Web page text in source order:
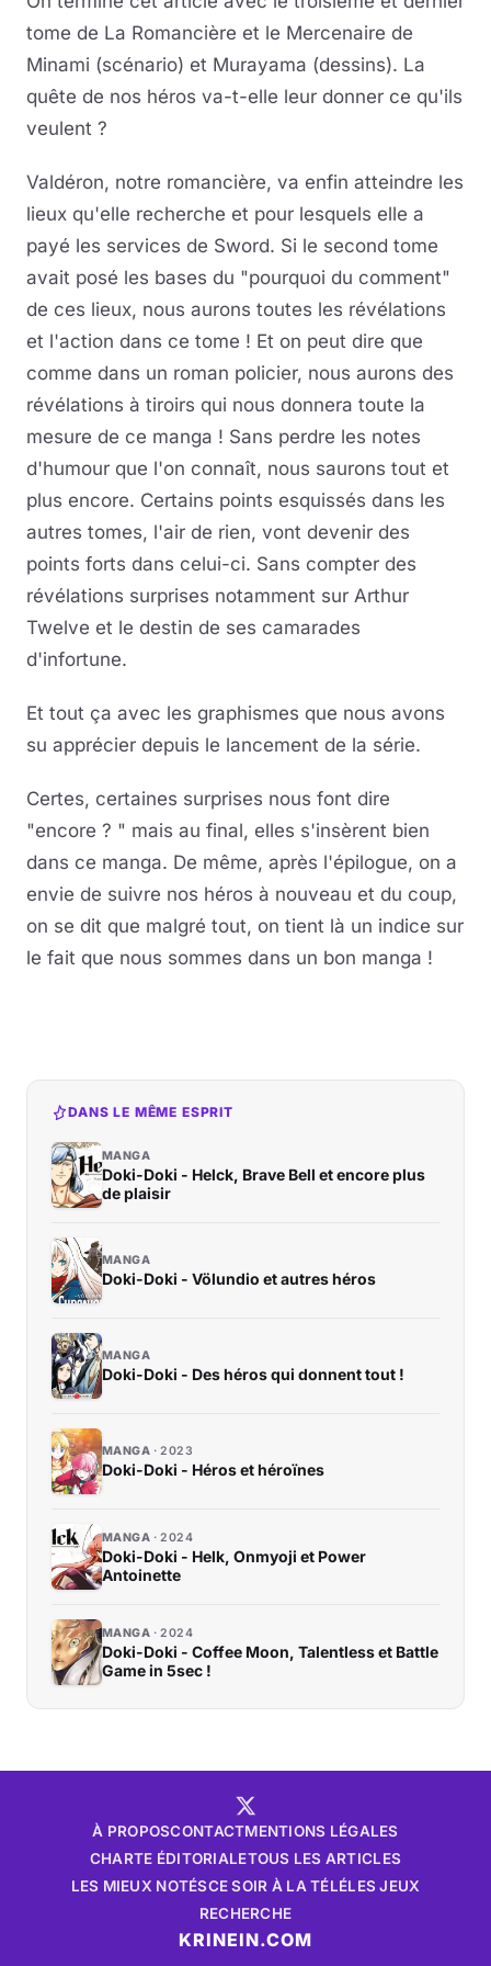
tome de La Romancière et le Mercenaire de
Minami (scénario) et Murayama (dessins). La
quête de nos héros va-t-elle leur donner ce qu'ils
veulent ?
Valdéron, notre romancière, va enfin atteindre les
lieux qu'elle recherche et pour lesquels elle a
payé les services de Sword. Si le second tome
avait posé les bases du "pourquoi du comment"
de ces lieux, nous aurons toutes les révélations
et l'action dans ce tome ! Et on peut dire que
comme dans un roman policier, nous aurons des
révélations à tiroirs qui nous donnera toute la
mesure de ce manga ! Sans perdre les notes
d'humour que l'on connaît, nous saurons tout et
plus encore. Certains points esquissés dans les
autres tomes, l'air de rien, vont devenir des
points forts dans celui-ci. Sans compter des
révélations surprises notamment sur Arthur
Twelve et le destin de ses camarades
d'infortune.
Et tout ça avec les graphismes que nous avons
su apprécier depuis le lancement de la série.
Certes, certaines surprises nous font dire
"encore ? " mais au final, elles s'insèrent bien
dans ce manga. De même, après l'épilogue, on a
envie de suivre nos héros à nouveau et du coup,
on se dit que malgré tout, on tient là un indice sur
le fait que nous sommes dans un bon manga !
DANS LE MÊME ESPRIT
MANGA
Doki-Doki - Helck, Brave Bell et encore plus
de plaisir
MANGA
Doki-Doki - Völundio et autres héros
MANGA
Doki-Doki - Des héros qui donnent tout !
MANGA 2023
Doki-Doki - Héros et héroïnes
MANGA 2024
Doki-Doki - Helk, Onmyoji et Power
Antoinette
MANGA 2024
Doki-Doki - Coffee Moon, Talentless et Battle
Game in 5sec !
À PROPOSCONTACTMENTIONS LÉGALES
CHARTE ÉDITORIALETOUS LES ARTICLES
LES MIEUX NOTÉSCE SOIR À LA TÉLÉLES JEUX
RECHERCHE
KRINEIN.COM